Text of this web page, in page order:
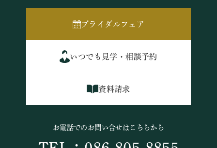
ブライダルフェア
いつでも見学・相談予約
資料請求
お電話でのお問い合せはこちらから